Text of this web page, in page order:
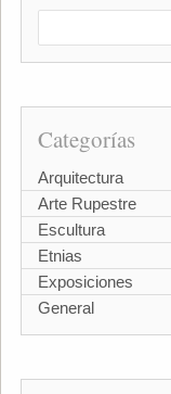
Categorías
Arquitectura
Arte Rupestre
Escultura
Etnias
Exposiciones
General